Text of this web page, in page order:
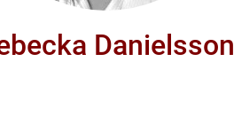
Danielsson